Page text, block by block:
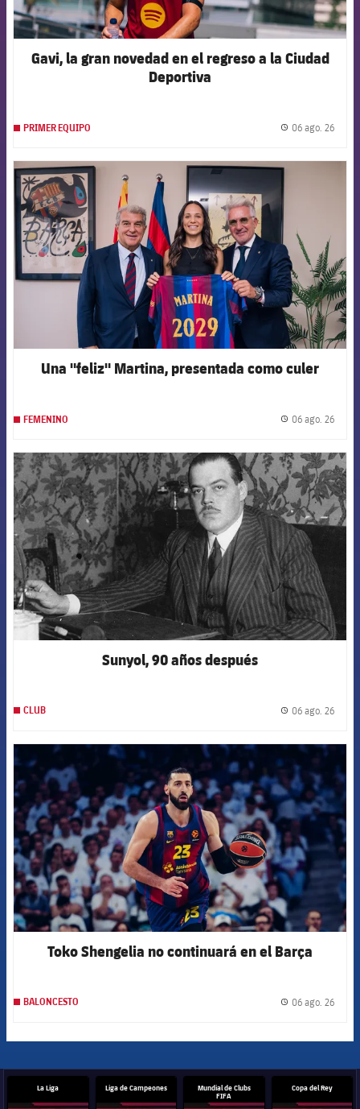
Gavi, la gran novedad en el regreso a la Ciudad
Deportiva
PRIMER EQUIPO 06 ago. 26
FCB Barcelona badge
Una "feliz" Martina, presentada como culer
FEMENINO 06 ago. 26
FCB Barcelona badge
Sunyol, 90 años después
CLUB 06 ago. 26
FCB Barcelona badge
Toko Shengelia no continuará en el Barça
BALONCESTO 06 ago. 26
La Liga Liga de Campeones
Mundial de Clubs
FIFA
Copa del Rey